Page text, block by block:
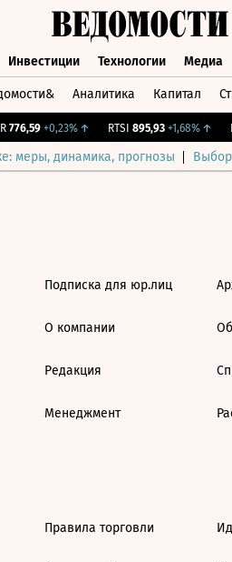
Инвестиции Технологии Медиа
Аналитика Капитал
776,59 +0,23%↑ RTSI 895,93 +1,68%↑
меры, динамика, прогнозы
Подписка для юр.лиц
О компании
Редакция
Менеджмент
Правила торговли